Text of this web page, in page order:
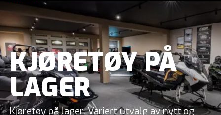
KJØRETØY PÅ
LAGER
Kjøretøy på lager. Variert utvalg av nytt og